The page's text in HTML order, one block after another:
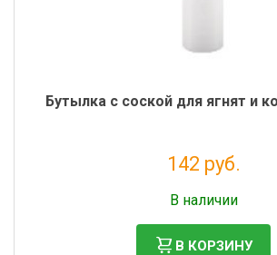
Бутылка с соской для ягнят и
142 руб.
В наличии
В КОРЗИНУ